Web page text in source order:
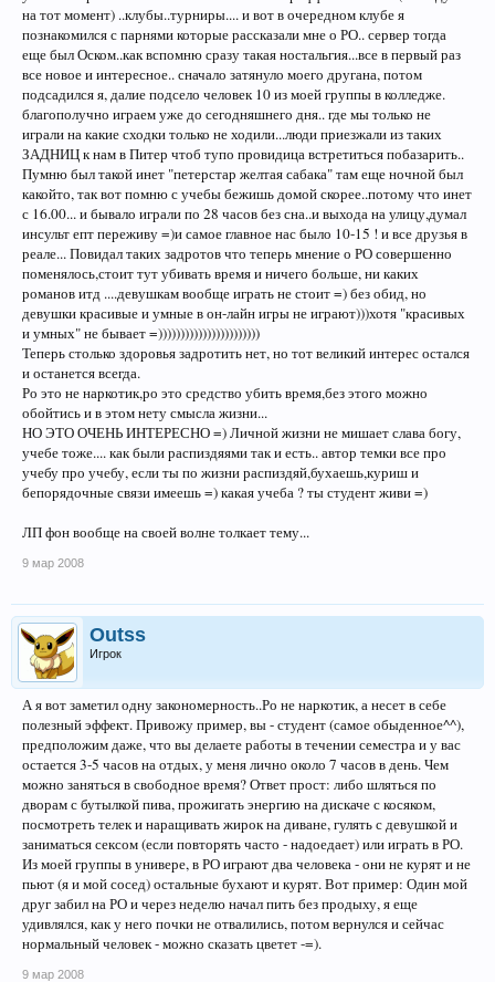
на тот момент) ..клубы..турниры.... и вот в очередном клубе я
познакомился с парнями которые рассказали мне о РО.. сервер тогда
еще был Оском..как вспомню сразу такая ностальгия...все в первый раз
все новое и интересное.. сначало затянуло моего другана, потом
подсадился я, далие подсело человек 10 из моей группы в колледже.
благополучно играем уже до сегодняшнего дня.. где мы только не
играли на какие сходки только не ходили...люди приезжали из таких
ЗАДНИЦ к нам в Питер чтоб тупо провидица встретиться побазарить..
Пумню был такой инет "петерстар желтая сабака" там еще ночной был
какойто, так вот помню с учебы бежишь домой скорее..потому что инет
с 16.00... и бывало играли по 28 часов без сна..и выхода на улицу,думал
инсульт епт переживу =)и самое главное нас было 10-15 ! и все друзья в
реале... Повидал таких задротов что теперь мнение о РО совершенно
поменялось,стоит тут убивать время и ничего больше, ни каких
романов итд ....девушкам вообще играть не стоит =) без обид, но
девушки красивые и умные в он-лайн игры не играют)))хотя "красивых
и умных" не бывает =)))))))))))))))))))))))
Теперь столько здоровья задротить нет, но тот великий интерес остался
и останется всегда.
Ро это не наркотик,ро это средство убить время,без этого можно
обойтись и в этом нету смысла жизни...
НО ЭТО ОЧЕНЬ ИНТЕРЕСНО =) Личной жизни не мишает слава богу,
учебе тоже.... как были распиздяями так и есть.. автор темки все про
учебу про учебу, если ты по жизни распиздяй,бухаешь,куриш и
бепорядочные связи имеешь =) какая учеба ? ты студент живи =)
ЛП фон вообще на своей волне толкает тему...
9 мар 2008
Outss
Игрок
А я вот заметил одну закономерность..Ро не наркотик, а несет в себе
полезный эффект. Привожу пример, вы - студент (самое обыденное^^),
предположим даже, что вы делаете работы в течении семестра и у вас
остается 3-5 часов на отдых, у меня лично около 7 часов в день. Чем
можно заняться в свободное время? Ответ прост: либо шляться по
дворам с бутылкой пива, прожигать энергию на дискаче с косяком,
посмотреть телек и наращивать жирок на диване, гулять с девушкой и
заниматься сексом (если повторять часто - надоедает) или играть в РО.
Из моей группы в универе, в РО играют два человека - они не курят и не
пьют (я и мой сосед) остальные бухают и курят. Вот пример: Один мой
друг забил на РО и через неделю начал пить без продыху, я еще
удивлялся, как у него почки не отвалились, потом вернулся и сейчас
нормальный человек - можно сказать цветет -=).
9 мар 2008